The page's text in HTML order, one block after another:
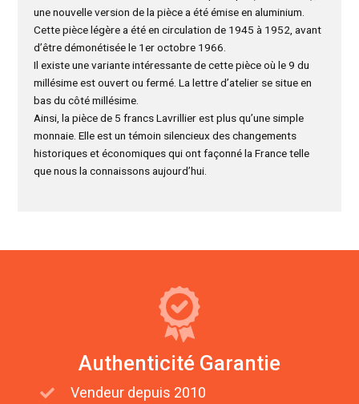
une nouvelle version de la pièce a été émise en aluminium.
Cette pièce légère a été en circulation de 1945 à 1952, avant
d’être démonétisée le 1er octobre 1966.
Il existe une variante intéressante de cette pièce où le 9 du
millésime est ouvert ou fermé. La lettre d’atelier se situe en
bas du côté millésime.
Ainsi, la pièce de 5 francs Lavrillier est plus qu’une simple
monnaie. Elle est un témoin silencieux des changements
historiques et économiques qui ont façonné la France telle
que nous la connaissons aujourd’hui.
Authenticité Garantie
Vendeur depuis 2010